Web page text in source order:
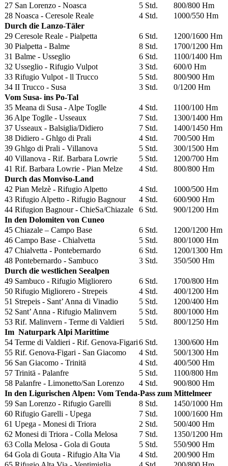
27 San Lorenzo - Noasca
5 Std.
800/800 Hm
28 Noasca - Ceresole Reale
4 Std.
1000/550 Hm
Durch die Lanzo-Täler
29 Ceresole Reale - Pialpetta
6 Std.
1200/1600 Hm
30 Pialpetta - Balme
8 Std.
1700/1200 Hm
31 Balme - Usseglio
6 Std.
1100/1400 Hm
32 Usseglio - Rifugio Vulpot
3 Std.
600/0 Hm
33 Rifugio Vulpot - ll Trucco
5 Std.
800/900 Hm
34 II Trucco - Susa
3 Std.
0/1200 Hm
Vom Susa- ins Po-Tal
35 Meana di Susa - Alpe Toglle
4 Std.
1100/100 Hm
36 Alpe Toglle - Usseaux
7 Std.
1300/1400 Hm
37 Usseaux - Balsiglia/Didiero
7 Std.
1400/1450 Hm
38 Didiero - Ghlgo di Prali
4 Std.
700/500 Hm
39 Ghlgo di Prali - Villanova
5 Std.
300/1500 Hm
40 Villanova - Rif. Barbara Lowrie
5 Std.
1200/700 Hm
41 Rif. Barbara Lowrie - Pian Melze
4 Std.
800/800 Hm
Durch das Monviso-Land
42 Pian Melzè - Rifugio Alpetto
4 Std.
1000/500 Hm
43 Rifugio Alpetto - Rifugio Bagnour
4 Std.
600/900 Hm
44 Rifugion Bagnour - ChieSa/Chiazale
6 Std.
900/1200 Hm
In den Dolomiten von Cuneo
45 Chiazale – Campo Base
6 Std.
1200/1200 Hm
46 Campo Base - Chialvetta
5 Std.
800/1000 Hm
47 Chialvetta - Pontebernardo
6 Std.
1200/1300 Hm
48 Pontebernardo - Sambuco
3 Std.
350/500 Hm
Durch die westlichen Seealpen
49 Sambuco - Rifugio Migliorero
6 Std.
1700/800 Hm
50 Rifugio Migliorero - Strepeis
4 Std.
400/1200 Hm
51 Strepeis - Sant’ Anna di Vinadio
5 Std.
1200/400 Hm
52 Sant’ Anna - Rifugio Malinvern
5 Std.
800/1000 Hm
53 Rif. Malinvern - Terme di Valdieri
5 Std.
800/1250 Hm
Im Naturpark Alpi Marittime
54 Terme di Valdieri - Rif. Genova-Figari6 Std.
1300/600 Hm
55 Rif. Genova-Figari - San Giacomo
4 Std.
500/1300 Hm
56 San Giacomo - Trinitä
4 Std.
400/500 Hm
57 Trinitä - Palanfre
5 Std.
1100/800 Hm
58 Palanfre - Limonetto/San Lorenzo
4 Std.
900/800 Hm
In den Ligurischen Alpen: Vom Tenda-Pass zum Mittelmeer
59 San Lorenzo - Rifugio Garelli
8 Std.
1450/1000 Hm
60 Rifugio Garelli - Upega
7 Std.
1000/1600 Hm
61 Upega - Monesi di Triora
2 Std.
500/400 Hm
62 Monesi di Triora - Colla Melosa
7 Std.
1350/1200 Hm
63 Colla Melosa - Gola di Gouta
5 Std.
550/900 Hm
64 Gola di Gouta - Rifugio Alta Via
4 Std.
200/900 Hm